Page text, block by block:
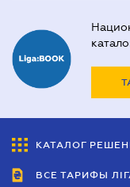
КАТАЛОГ
ВСЕ ТАРИФЫ